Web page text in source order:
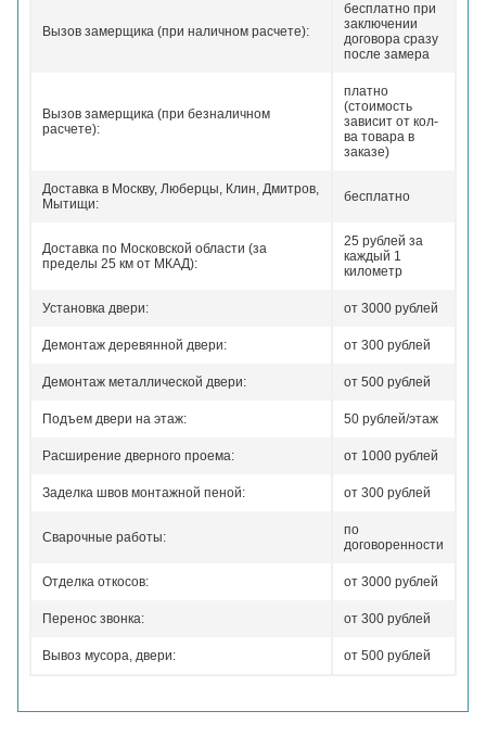
Вызов замерщика (при наличном расчете):
бесплатно при
заключении
договора сразу
после замера
Вызов замерщика (при безналичном
расчете):
платно
(стоимость
зависит от кол-
ва товара в
заказе)
Доставка в Москву, Люберцы, Клин, Дмитров,
Мытищи:
бесплатно
Доставка по Московской области (за
пределы 25 км от МКАД):
25 рублей за
каждый 1
километр
Установка двери: от 3000 рублей
Демонтаж деревянной двери: от 300 рублей
Демонтаж металлической двери: от 500 рублей
Подъем двери на этаж: 50 рублей/этаж
Расширение дверного проема: от 1000 рублей
Заделка швов монтажной пеной: от 300 рублей
Сварочные работы:
по
договоренности
Отделка откосов: от 3000 рублей
Перенос звонка: от 300 рублей
Вывоз мусора, двери: от 500 рублей